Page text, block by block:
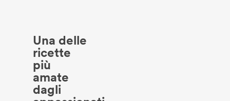
Una delle
ricette
più
amate
dagli